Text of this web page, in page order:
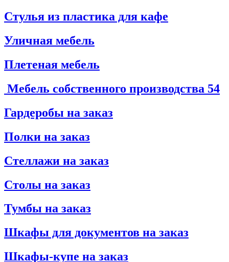
Стулья из пластика для кафе
Уличная мебель
Плетеная мебель
Мебель собственного производства 54
Гардеробы на заказ
Полки на заказ
Стеллажи на заказ
Столы на заказ
Тумбы на заказ
Шкафы для документов на заказ
Шкафы-купе на заказ